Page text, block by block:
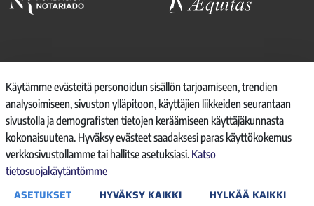
© 2026, CONSEJO GENERAL DEL NOTARIO
CANAL INTERNO DE INFORMACIÓN
REGISTRO DE ACTIVIDADES DE TRATAMIENTO
AVISO LEGAL
POLÍTICA DE PRIVACIDAD
POLÍTICA DE COOKIES
ACCESIBILIDAD
Käytämme evästeitä personoidun sisällön tarjoamiseen, trendien
analysoimiseen, sivuston ylläpitoon, käyttäjien liikkeiden seurantaan
sivustolla ja demografisten tietojen keräämiseen käyttäjäkunnasta
kokonaisuutena. Hyväksy evästeet saadaksesi paras käyttökokemus
verkkosivustollamme tai hallitse asetuksiasi. Katso
tietosuojakäytäntömme
ASETUKSET HYVÄKSY KAIKKI HYLKÄÄ KAIKKI